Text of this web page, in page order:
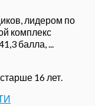
лидером по
комплекс
балла, ...
16 лет.